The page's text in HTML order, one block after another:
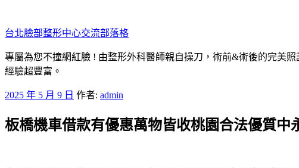
至
主
要
內
台北臉部整形中心交流部落格
專屬為您不撞網紅臉 ! 由整形外科醫師親自操刀，術前&術後的完美
經驗超豐富。
發
於
2025 年 5 月 9 日 作者: admin
板橋機車借款有優惠萬物皆收桃園合法優質中